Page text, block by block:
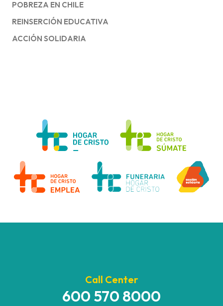
POBREZA EN CHILE
REINSERCIÓN EDUCATIVA
ACCIÓN SOLIDARIA
Call Center
600 570 8000